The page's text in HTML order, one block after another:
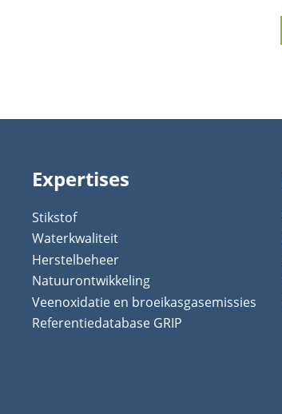
Expertises
Stikstof
Waterkwaliteit
Herstelbeheer
Natuurontwikkeling
Veenoxidatie en broeikasgasemissies
Referentiedatabase GRIP